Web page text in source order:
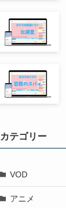
カテゴリー
VOD
アニメ